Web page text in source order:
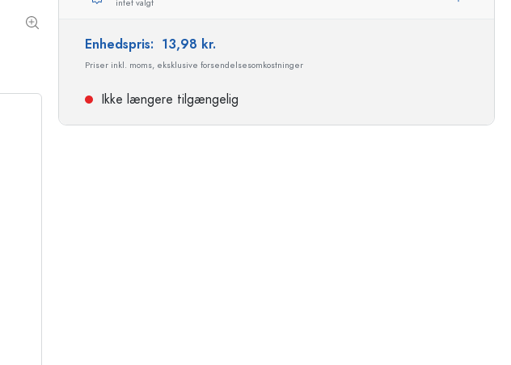
intet valgt
Enhedspris: 13,98 kr.
Priser inkl. moms, eksklusive forsendelsesomkostninger
Ikke længere tilgængelig